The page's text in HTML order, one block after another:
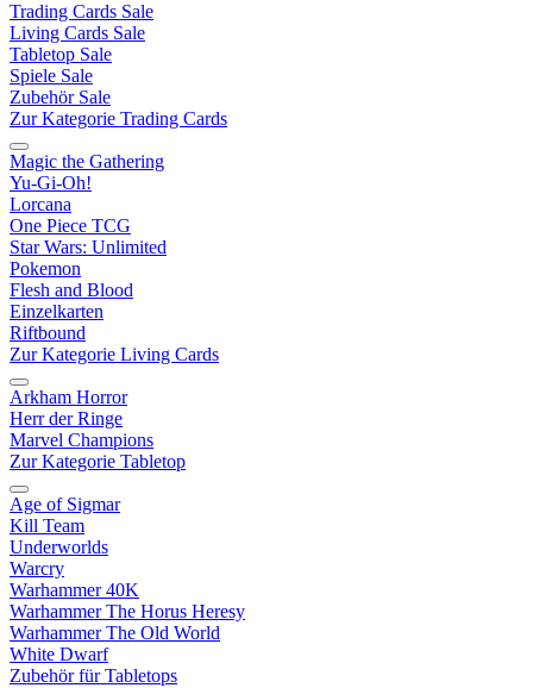
Trading Cards Sale
Living Cards Sale
Tabletop Sale
Spiele Sale
Zubehör Sale
Zur Kategorie Trading Cards
Magic the Gathering
Yu-Gi-Oh!
Lorcana
One Piece TCG
Star Wars: Unlimited
Pokemon
Flesh and Blood
Einzelkarten
Riftbound
Zur Kategorie Living Cards
Arkham Horror
Herr der Ringe
Marvel Champions
Zur Kategorie Tabletop
Age of Sigmar
Kill Team
Underworlds
Warcry
Warhammer 40K
Warhammer The Horus Heresy
Warhammer The Old World
White Dwarf
Zubehör für Tabletops